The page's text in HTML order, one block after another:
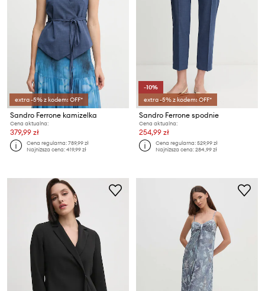
extra -5% z kodem: OFF*
Sandro Ferrone kamizelka
Cena aktualna:
379,99 zł
Cena regularna:789,99 zł
Najniższa cena:419,99 zł
-10%
extra -5% z kodem: OFF*
Sandro Ferrone spodnie
Cena aktualna:
254,99 zł
Cena regularna:529,99 zł
Najniższa cena:284,99 zł